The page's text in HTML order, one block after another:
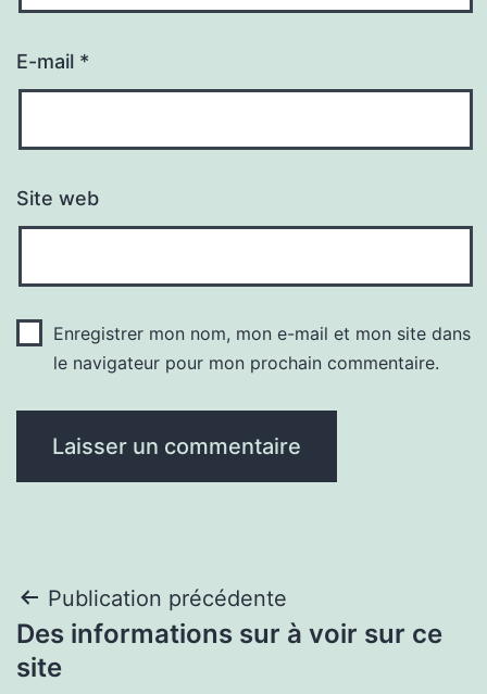
E-mail *
Site web
Enregistrer mon nom, mon e-mail et mon site dans
le navigateur pour mon prochain commentaire.
Navigation
de
Publication précédente
Des informations sur à voir sur ce
site